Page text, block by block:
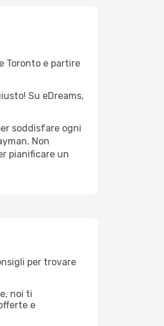
Toronto e partire
Su eDreams,
soddisfare ogni
Non
pianificare un
per trovare
noi ti
e